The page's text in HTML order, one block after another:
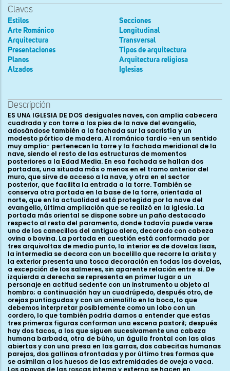
Claves
Estilos
Arte Románico
Arquitectura
Presentaciones
Planos
Alzados
Secciones
Longitudinal
Transversal
Tipos de arquitectura
Arquitectura religiosa
Iglesias
Descripción
ES UNA IGLESIA DE DOS desiguales naves, con amplia cabecera
cuadrada y con torre a los pies de la nave del evangelio,
adosándose también a la fachada sur la sacristía y un
modesto pórtico de madera. Al románico tardío -en un sentido
muy amplio- pertenecen la torre y la fachada meridional de la
nave, siendo el resto de las estructuras de momentos
posteriores a la Edad Media. En esa fachada se hallan dos
portadas, una situada más o menos en el tramo anterior del
muro, que sirve de acceso a la nave, y otra en el sector
posterior, que facilita la entrada a la torre. También se
conserva otra portada en la base de la torre, orientada al
norte, que en la actualidad está protegida por la nave del
evangelio, última ampliación que se realizó en la iglesia. La
portada más oriental se dispone sobre un paño destacado
respecto al resto del paramento, donde todavía puede verse
uno de los canecillos del antiguo alero, decorado con cabeza
ovina o bovina. La portada en cuestión está conformada por
tres arquivoltas de medio punto, la interior es de dovelas lisas,
la intermedia se decora con un bocelillo que recorre la arista y
la exterior presenta una tosca decoración en todas las dovelas,
a excepción de los salmeres, sin aparente relación entre sí. De
izquierda a derecha se representa en primer lugar a un
personaje en actitud sedente con un instrumento u objeto al
hombro; a continuación hay un cuadrúpedo, después otro, de
orejas puntiagudas y con un animalillo en la boca, lo que
debemos interpretar posiblemente como un lobo con un
cordero, lo que también podría darnos a entender que estas
tres primeras figuras conforman una escena pastoril; después
hay dos tacos, a los que siguen sucesivamente una cabeza
humana barbada, otra de búho, un águila frontal con las alas
abiertas y con una presa en las garras, dos cabecitas humanas
parejas, dos gallinas afrontadas y por último tres formas que
se asimilan a los huesos de las extremidades de oveja o vaca.
Los apoyos de las roscas interna y externa se hacen en